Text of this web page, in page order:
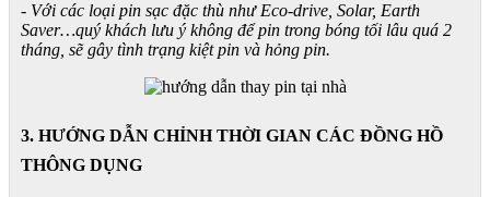
- Với các loại pin sạc đặc thù như Eco-drive, Solar, Earth
Saver…quý khách lưu ý không để pin trong bóng tối lâu quá 2
tháng, sẽ gây tình trạng kiệt pin và hỏng pin.
3. HƯỚNG DẪN CHỈNH THỜI GIAN CÁC ĐỒNG HỒ
THÔNG DỤNG